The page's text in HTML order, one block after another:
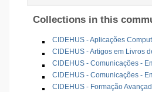
Collections in this
CIDEHUS - Aplicações
CIDEHUS - Artigos em Livros
CIDEHUS - Comunicações -
CIDEHUS - Comunicações -
CIDEHUS - Formação